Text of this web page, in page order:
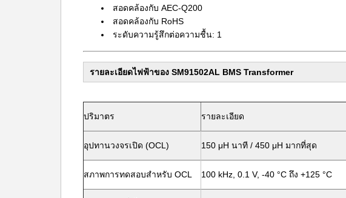
สอดคล้องกับ AEC-Q200
สอดคล้องกับ RoHS
ระดับความรู้สึกต่อความชื้น: 1
รายละเอียดไฟฟ้าของ SM91502AL BMS Transformer
ปริมาตร รายละเอียด
อุปทานวงจรเปิด (OCL) 150 μH นาที / 450 μH มากที่สุด
สภาพการทดสอบสําหรับ OCL 100 kHz, 0.1 V, -40 °C ถึง +125 °C